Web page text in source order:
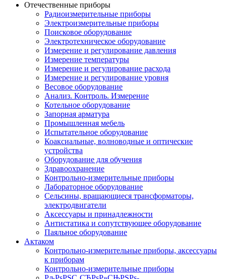
Отечественные приборы
Радиоизмерительные приборы
Электроизмерительные приборы
Поисковое оборудование
Электротехническое оборудование
Измерение и регулирование давления
Измерение температуры
Измерение и регулирование расхода
Измерение и регулирование уровня
Весовое оборудование
Анализ. Контроль. Измерение
Котельное оборудование
Запорная арматура
Промышленная мебель
Испытательное оборудование
Коаксиальные, волноводные и оптические
устройства
Оборудование для обучения
Здравоохранение
Контрольно-измерительные приборы
Лабораторное оборудование
Сельсины, вращающиеся трансформаторы,
электродвигатели
Аксессуары и принадлежности
Антистатика и сопутствующее оборудование
Паяльное оборудование
Актаком
Контрольно-измерительные приборы, аксессуары
к приборам
Контрольно-измерительные приборы